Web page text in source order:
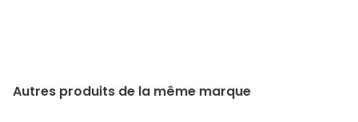
Autres produits de la même marque